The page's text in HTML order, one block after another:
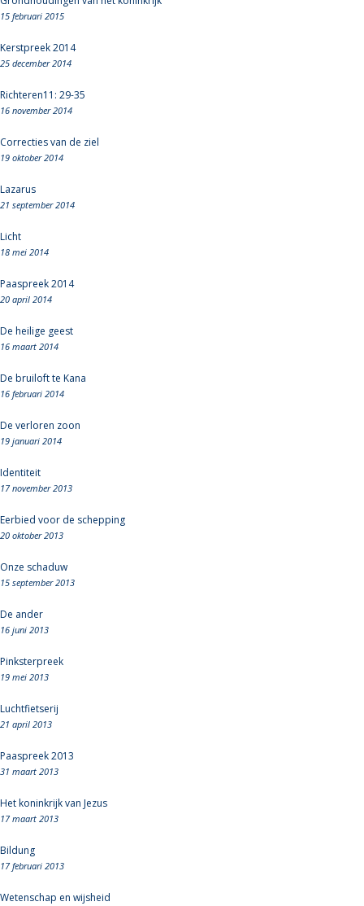
15 februari 2015
Kerstpreek 2014
25 december 2014
Richteren11: 29-35
16 november 2014
Correcties van de ziel
19 oktober 2014
Lazarus
21 september 2014
Licht
18 mei 2014
Paaspreek 2014
20 april 2014
De heilige geest
16 maart 2014
De bruiloft te Kana
16 februari 2014
De verloren zoon
19 januari 2014
Identiteit
17 november 2013
Eerbied voor de schepping
20 oktober 2013
Onze schaduw
15 september 2013
De ander
16 juni 2013
Pinksterpreek
19 mei 2013
Luchtfietserij
21 april 2013
Paaspreek 2013
31 maart 2013
Het koninkrijk van Jezus
17 maart 2013
Bildung
17 februari 2013
Wetenschap en wijsheid